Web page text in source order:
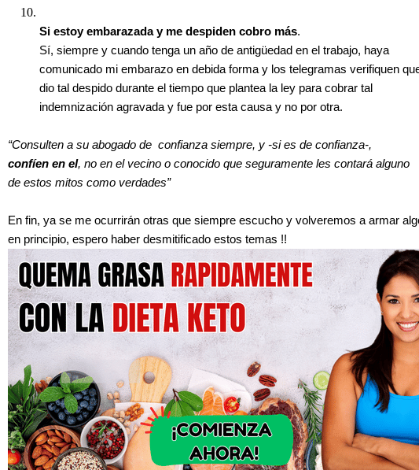
Si estoy embarazada y me despiden cobro más.
Sí, siempre y cuando tenga un año de antigüedad en el trabajo, haya
comunicado mi embarazo en debida forma y los telegramas verifiquen
dio tal despido durante el tiempo que plantea la ley para cobrar tal
indemnización agravada y fue por esta causa y no por otra.
“Consulten a su abogado de confianza siempre, y -si es de confianza-,
confíen en el, no en el vecino o conocido que seguramente les contará alguno
de estos mitos como verdades”
En fin, ya se me ocurrirán otras que siempre escucho y volveremos a armar
en principio, espero haber desmitificado estos temas !!